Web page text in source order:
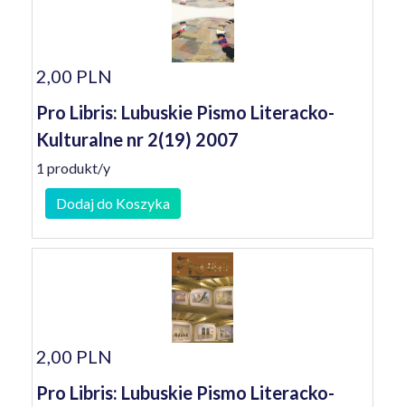
2,00 PLN
Pro Libris: Lubuskie Pismo Literacko-
Kulturalne nr 2(19) 2007
1 produkt/y
Dodaj do Koszyka
2,00 PLN
Pro Libris: Lubuskie Pismo Literacko-